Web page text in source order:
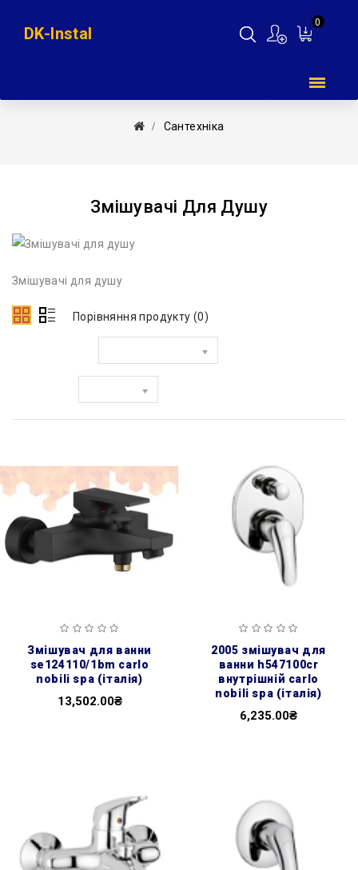
0
DK-Instal
Сантехніка
Змішувачі Для Душу
Змішувачі для душу
Порівняння продукту (0)
змішувач для ванни
se124110/1bm carlo
nobili spa (італія)
13,502.00₴
2005 змішувач для
ванни h547100cr
внутрішній carlo
nobili spa (італія)
6,235.00₴